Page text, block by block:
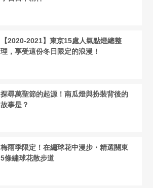
【2020-2021】東京15處人氣點燈總整
理，享受這份冬日限定的浪漫！
探尋萬聖節的起源！南瓜燈與扮裝背後的
故事是？
梅雨季限定！在繡球花中漫步・精選關東
5條繡球花散步道